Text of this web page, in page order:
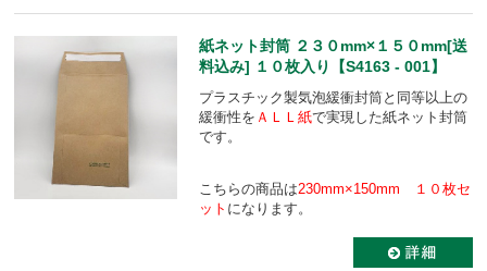
紙ネット封筒 ２３０mm×１５０mm[送
料込み] １０枚入り【S4163 - 001】
プラスチック製気泡緩衝封筒と同等以上の
緩衝性を ＡＬＬ紙で実現した紙ネット封筒
です。
こちらの商品は230mm×150mm １０枚セ
ット になります。